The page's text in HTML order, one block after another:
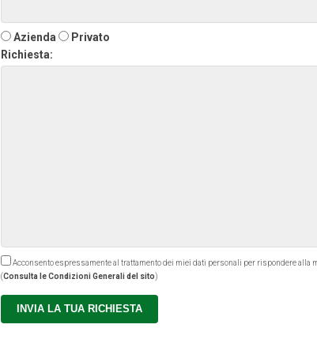
Azienda
Privato
Richiesta:
Acconsento espressamente al trattamento dei miei dati personali per rispondere alla
(Consulta le Condizioni Generali del sito)
INVIA LA TUA RICHIESTA